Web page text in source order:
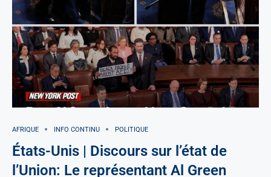
AFRIQUE INFO CONTINU POLITIQUE
États-Unis | Discours sur l’état de
l’Union: Le représentant Al Green